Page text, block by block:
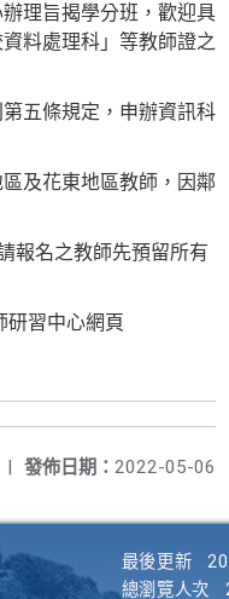
理旨揭學分班，歡迎具
料處理科」等教師證之
五條規定，申辦資訊科
及花東地區教師，因鄰
報名之教師先預留所有
研習中心網頁
發佈日期： 2022-05-06
|
最後更新
總瀏覽人次